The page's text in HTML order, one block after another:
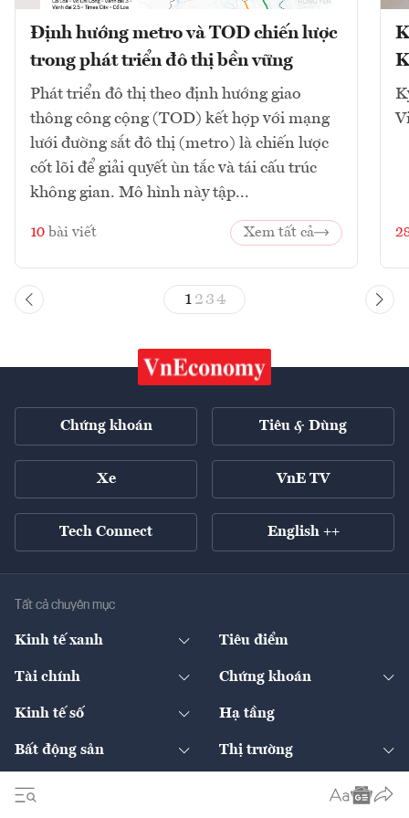
Định hướng metro và TOD chiến lược
trong phát triển đô thị bền vững
Phát triển đô thị theo định hướng giao
thông công cộng (TOD) kết hợp với mạng
lưới đường sắt đô thị (metro) là chiến lược
cốt lõi để giải quyết ùn tắc và tái cấu trúc
không gian. Mô hình này tập...
10 bài viết Xem tất cả
1 23 4
Chứng khoán Tiêu & Dùng
Xe VnE TV
Tech Connect English ++
Tất cả chuyên mục
Kinh tế xanh
Diễn đàn
Tiêu điểm
Tài chính
Ngân hàng
Bảo hiểm
Chứng khoán
Doanh nghiệp niêm yết
Kinh tế số
Sản phẩm - Thị trường
Tài sản số
Dịch vụ số
Hạ tầng
Bất động sản
Chính sách
Thị trường
Xuất nhập khẩu
Thế giới